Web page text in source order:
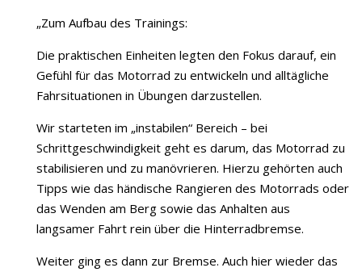
„Zum Aufbau des Trainings:
Die praktischen Einheiten legten den Fokus darauf, ein
Gefühl für das Motorrad zu entwickeln und alltägliche
Fahrsituationen in Übungen darzustellen.
Wir starteten im „instabilen“ Bereich – bei
Schrittgeschwindigkeit geht es darum, das Motorrad zu
stabilisieren und zu manövrieren. Hierzu gehörten auch
Tipps wie das händische Rangieren des Motorrads oder
das Wenden am Berg sowie das Anhalten aus
langsamer Fahrt rein über die Hinterradbremse.
Weiter ging es dann zur Bremse. Auch hier wieder das